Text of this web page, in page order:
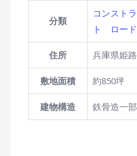
分類
コンスト
ト
ロー
住所 兵庫県姫
敷地面積 約850坪
建物構造 鉄骨造一